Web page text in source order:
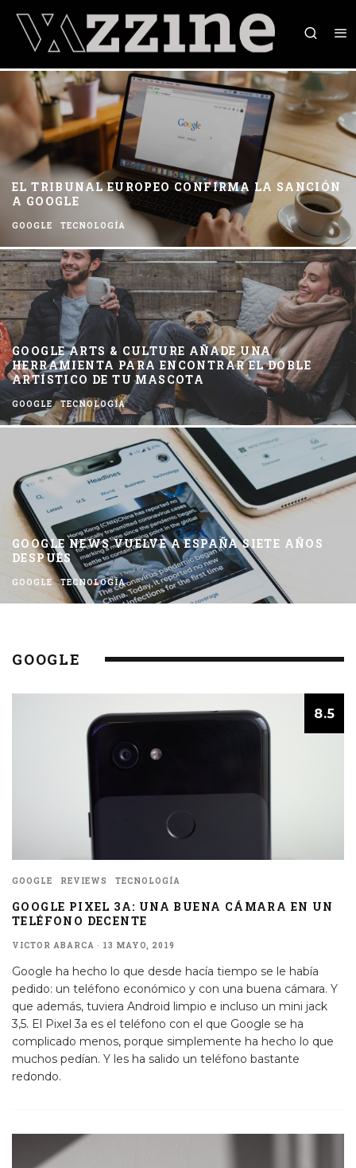
EL TRIBUNAL EUROPEO CONFIRMA LA SANCIÓN
A GOOGLE
GOOGLE TECNOLOGÍA
GOOGLE ARTS & CULTURE AÑADE UNA
HERRAMIENTA PARA ENCONTRAR EL DOBLE
ARTÍSTICO DE TU MASCOTA
GOOGLE TECNOLOGÍA
GOOGLE NEWS VUELVE A ESPAÑA SIETE AÑOS
DESPUÉS
GOOGLE TECNOLOGÍA
GOOGLE
8.5
GOOGLE REVIEWS TECNOLOGÍA
GOOGLE PIXEL 3A: UNA BUENA CÁMARA EN UN
TELÉFONO DECENTE
VICTOR ABARCA · 13 MAYO, 2019
Google ha hecho lo que desde hacía tiempo se le había
pedido: un teléfono económico y con una buena cámara. Y
que además, tuviera Android limpio e incluso un mini jack
3,5. El Pixel 3a es el teléfono con el que Google se ha
complicado menos, porque simplemente ha hecho lo que
muchos pedían. Y les ha salido un teléfono bastante
redondo.